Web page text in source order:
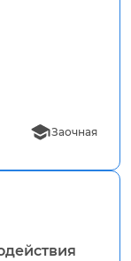
Заочная